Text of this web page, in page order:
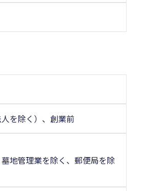
を除く）、創業前
地管理業を除く、郵便局を除